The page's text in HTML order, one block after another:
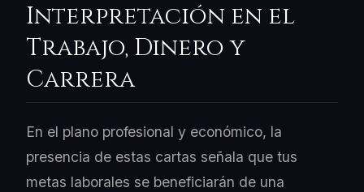
Interpretación en el
Trabajo, Dinero y
Carrera
En el plano profesional y económico, la
presencia de estas cartas señala que tus
metas laborales se beneficiarán de una